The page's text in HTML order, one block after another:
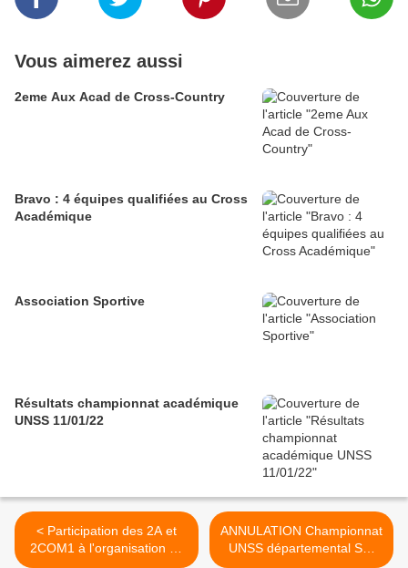
Vous aimerez aussi
2eme Aux Acad de Cross-Country
Bravo : 4 équipes qualifiées au Cross
Académique
Association Sportive
Résultats championnat académique
UNSS 11/01/22
< Participation des 2A et
2COM1 à l'organisation de
ANNULATION Championnat
UNSS départemental SKI